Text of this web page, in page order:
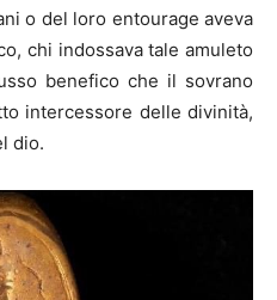
o del loro entourage aveva
chi indossava tale amuleto
benefico che il sovrano
intercessore delle divinità,
dio.